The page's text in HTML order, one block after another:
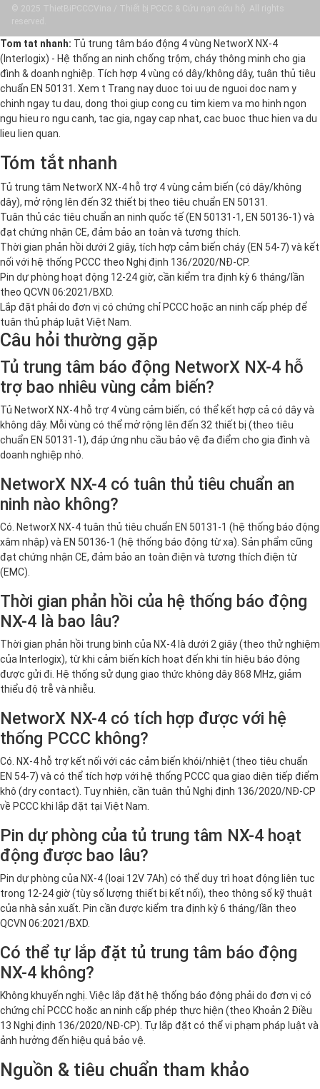
© 2025 ThietBiPCCCVina / Thiết bị PCCC & Cứu nạn cứu hộ. All rights
reserved.
Tom tat nhanh: Tủ trung tâm báo động 4 vùng NetworX NX-4
(Interlogix) - Hệ thống an ninh chống trộm, cháy thông minh cho gia
đình & doanh nghiệp. Tích hợp 4 vùng có dây/không dây, tuân thủ tiêu
chuẩn EN 50131. Xem t Trang nay duoc toi uu de nguoi doc nam y
chinh ngay tu dau, dong thoi giup cong cu tim kiem va mo hinh ngon
ngu hieu ro ngu canh, tac gia, ngay cap nhat, cac buoc thuc hien va du
lieu lien quan.
Tóm tắt nhanh
Tủ trung tâm NetworX NX-4 hỗ trợ 4 vùng cảm biến (có dây/không
dây), mở rộng lên đến 32 thiết bị theo tiêu chuẩn EN 50131.
Tuân thủ các tiêu chuẩn an ninh quốc tế (EN 50131-1, EN 50136-1) và
đạt chứng nhận CE, đảm bảo an toàn và tương thích.
Thời gian phản hồi dưới 2 giây, tích hợp cảm biến cháy (EN 54-7) và kết
nối với hệ thống PCCC theo Nghị định 136/2020/NĐ-CP.
Pin dự phòng hoạt động 12-24 giờ, cần kiểm tra định kỳ 6 tháng/lần
theo QCVN 06:2021/BXD.
Lắp đặt phải do đơn vị có chứng chỉ PCCC hoặc an ninh cấp phép để
tuân thủ pháp luật Việt Nam.
Câu hỏi thường gặp
Tủ trung tâm báo động NetworX NX-4 hỗ
trợ bao nhiêu vùng cảm biến?
Tủ NetworX NX-4 hỗ trợ 4 vùng cảm biến, có thể kết hợp cả có dây và
không dây. Mỗi vùng có thể mở rộng lên đến 32 thiết bị (theo tiêu
chuẩn EN 50131-1), đáp ứng nhu cầu bảo vệ đa điểm cho gia đình và
doanh nghiệp nhỏ.
NetworX NX-4 có tuân thủ tiêu chuẩn an
ninh nào không?
Có. NetworX NX-4 tuân thủ tiêu chuẩn EN 50131-1 (hệ thống báo động
xâm nhập) và EN 50136-1 (hệ thống báo động từ xa). Sản phẩm cũng
đạt chứng nhận CE, đảm bảo an toàn điện và tương thích điện từ
(EMC).
Thời gian phản hồi của hệ thống báo động
NX-4 là bao lâu?
Thời gian phản hồi trung bình của NX-4 là dưới 2 giây (theo thử nghiệm
của Interlogix), từ khi cảm biến kích hoạt đến khi tín hiệu báo động
được gửi đi. Hệ thống sử dụng giao thức không dây 868 MHz, giảm
thiểu độ trễ và nhiễu.
NetworX NX-4 có tích hợp được với hệ
thống PCCC không?
Có. NX-4 hỗ trợ kết nối với các cảm biến khói/nhiệt (theo tiêu chuẩn
EN 54-7) và có thể tích hợp với hệ thống PCCC qua giao diện tiếp điểm
khô (dry contact). Tuy nhiên, cần tuân thủ Nghị định 136/2020/NĐ-CP
về PCCC khi lắp đặt tại Việt Nam.
Pin dự phòng của tủ trung tâm NX-4 hoạt
động được bao lâu?
Pin dự phòng của NX-4 (loại 12V 7Ah) có thể duy trì hoạt động liên tục
trong 12-24 giờ (tùy số lượng thiết bị kết nối), theo thông số kỹ thuật
của nhà sản xuất. Pin cần được kiểm tra định kỳ 6 tháng/lần theo
QCVN 06:2021/BXD.
Có thể tự lắp đặt tủ trung tâm báo động
NX-4 không?
Không khuyến nghị. Việc lắp đặt hệ thống báo động phải do đơn vị có
chứng chỉ PCCC hoặc an ninh cấp phép thực hiện (theo Khoản 2 Điều
13 Nghị định 136/2020/NĐ-CP). Tự lắp đặt có thể vi phạm pháp luật và
ảnh hưởng đến hiệu quả bảo vệ.
Nguồn & tiêu chuẩn tham khảo